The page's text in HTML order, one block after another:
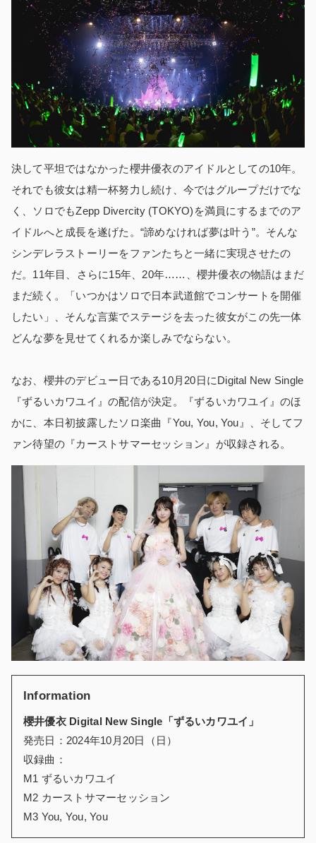
決して平坦ではなかった櫻井優衣のアイドルとしての10年。
それでも彼女は精一杯努力し続け、今ではグループだけでな
く、ソロでもZepp Divercity (TOKYO)を満員にするまでのア
イドルへと成長を遂げた。“諦めなければ夢は叶う”。そんな
シンデレラストーリーをファンたちと一緒に実現させたの
だ。11年目、さらに15年、20年……、櫻井優衣の物語はまだ
まだ続く。「いつかはソロで日本武道館でコンサートを開催
したい」、そんな言葉でステージを去った彼女がこの先一体
どんな夢を見せてくれるか楽しみでならない。
なお、櫻井のデビュー日である10月20日にDigital New Single
『ずるいカワユイ』の配信が決定。『ずるいカワユイ』のほ
かに、本日初披露したソロ楽曲『You, You, You』、そしてフ
ァン待望の『カーストサマーセッション』が収録される。
Information
櫻井優衣 Digital New Single「ずるいカワユイ」
発売日：2024年10月20日（日）
収録曲：
M1 ずるいカワユイ
M2 カーストサマーセッション
M3 You, You, You